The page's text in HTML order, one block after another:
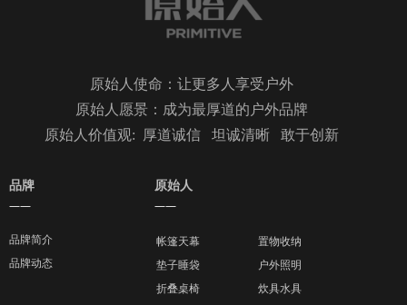
原始人
——
帐篷天幕
垫子睡袋
折叠桌椅
置物收纳
户外照明
炊具水具
品牌
——
品牌简介
品牌动态
原始人使命：让更多人享受户外
原始人愿景：成为最厚道的户外品牌
原始人价值观: 厚道诚信 坦诚清晰 敢于创新